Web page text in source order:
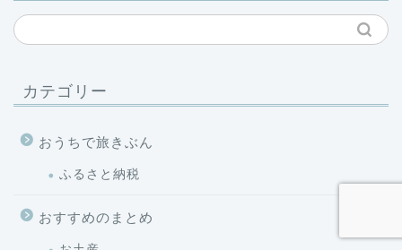
カテゴリー
おうちで旅きぶん
ふるさと納税
おすすめのまとめ